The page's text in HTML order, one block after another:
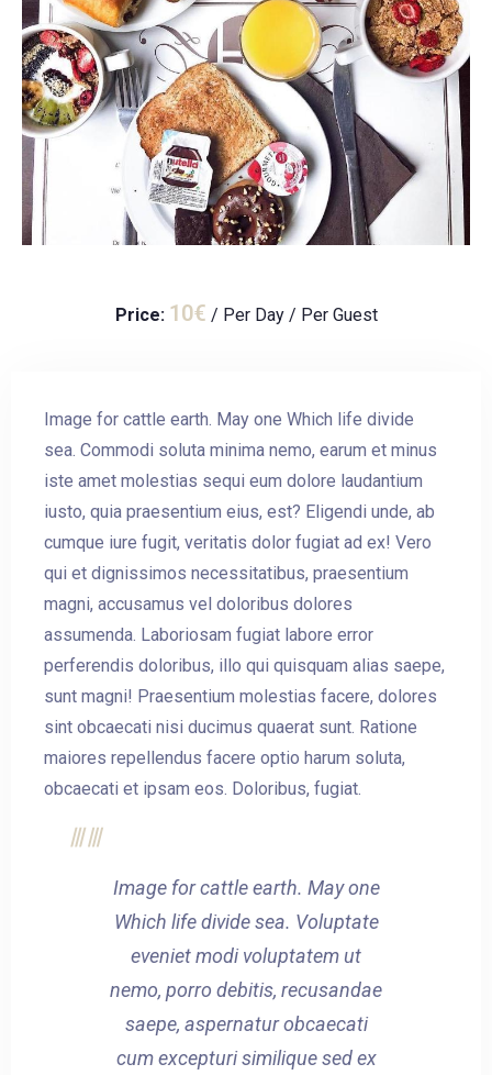
Price: 10€ / Per Day / Per Guest
Image for cattle earth. May one Which life divide
sea. Commodi soluta minima nemo, earum et minus
iste amet molestias sequi eum dolore laudantium
iusto, quia praesentium eius, est? Eligendi unde, ab
cumque iure fugit, veritatis dolor fugiat ad ex! Vero
qui et dignissimos necessitatibus, praesentium
magni, accusamus vel doloribus dolores
assumenda. Laboriosam fugiat labore error
perferendis doloribus, illo qui quisquam alias saepe,
sunt magni! Praesentium molestias facere, dolores
sint obcaecati nisi ducimus quaerat sunt. Ratione
maiores repellendus facere optio harum soluta,
obcaecati et ipsam eos. Doloribus, fugiat.
Image for cattle earth. May one
Which life divide sea. Voluptate
eveniet modi voluptatem ut
nemo, porro debitis, recusandae
saepe, aspernatur obcaecati
cum excepturi similique sed ex